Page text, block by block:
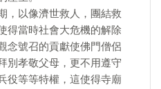
，以像濟世救人，團結救
得當時社會大危機的解除
念號召的貢獻使佛門僧侶
別孝敬父母，更不用遵守
役等等特權，這使得寺廟